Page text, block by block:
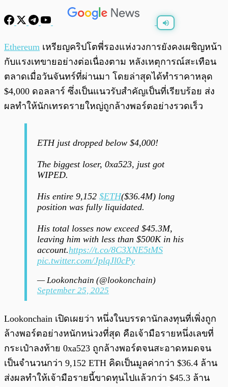
พร้อมเล่น /0:00
Ethereum เหรียญคริปโตพี่รองแห่งวงการยังคงเผชิญหน้า
กับแรงเทขายอย่างต่อเนื่องตาม หลังเหตุการณ์สะเทือน
ตลาดเมื่อวันจันทร์ที่ผ่านมา โดยล่าสุดได้ทำราคาหลุด
$4,000 ดอลลาร์ ซึ่งเป็นแนวรับสำคัญเป็นที่เรียบร้อย ส่ง
ผลทำให้นักเทรดรายใหญ่ถูกล้างพอร์ตอย่างรวดเร็ว
ETH just dropped below $4,000!
The biggest loser, 0xa523, just got
WIPED.
His entire 9,152 $ETH($36.4M) long
position was fully liquidated.
His total losses now exceed $45.3M,
leaving him with less than $500K in his
account.https://t.co/8C3XNE5tMS
pic.twitter.com/JplqJl0cPy
— Lookonchain (@lookonchain)
September 25, 2025
Lookonchain เปิดเผยว่า หนึ่งในบรรดานักลงทุนที่เพิ่งถูก
ล้างพอร์ตอย่างหนักหน่วงที่สุด คือเจ้ามือรายหนึ่งเลขที่
กระเป๋าลงท้าย 0xa523 ถูกล้างพอร์ตจนสะอาดหมดจน
เป็นจำนวนกว่า 9,152 ETH คิดเป็นมูลค่ากว่า $36.4 ล้าน
ส่งผลทำให้เจ้ามือรายนี้ขาดทุนไปแล้วกว่า $45.3 ล้าน